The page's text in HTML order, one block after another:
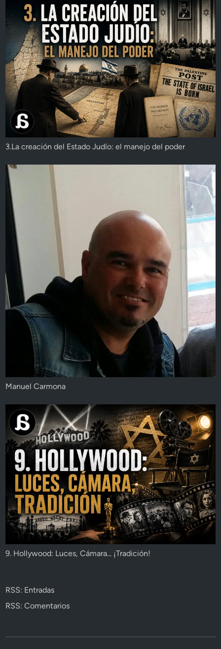
3.La creación del Estado Judío: el manejo del poder
Manuel Carmona
9. Hollywood: Luces, Cámara... ¡Tradición!
RSS: Entradas
RSS: Comentarios